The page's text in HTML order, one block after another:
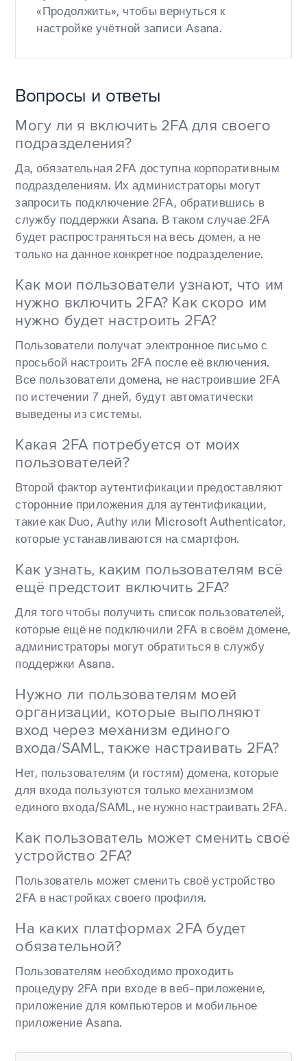
«Продолжить», чтобы вернуться к
настройке учётной записи Asana.
Вопросы и ответы
Могу ли я включить 2FA для своего
подразделения?
Да, обязательная 2FA доступна корпоративным
подразделениям. Их администраторы могут
запросить подключение 2FA, обратившись в
службу поддержки Asana. В таком случае 2FA
будет распространяться на весь домен, а не
только на данное конкретное подразделение.
Как мои пользователи узнают, что им
нужно включить 2FA? Как скоро им
нужно будет настроить 2FA?
Пользователи получат электронное письмо с
просьбой настроить 2FA после её включения.
Все пользователи домена, не настроившие 2FA
по истечении 7 дней, будут автоматически
выведены из системы.
Какая 2FA потребуется от моих
пользователей?
Второй фактор аутентификации предоставляют
сторонние приложения для аутентификации,
такие как Duo, Authy или Microsoft Authenticator,
которые устанавливаются на смартфон.
Как узнать, каким пользователям всё
ещё предстоит включить 2FA?
Для того чтобы получить список пользователей,
которые ещё не подключили 2FA в своём домене,
администраторы могут обратиться в службу
поддержки Asana.
Нужно ли пользователям моей
организации, которые выполняют
вход через механизм единого
входа/SAML, также настраивать 2FA?
Нет, пользователям (и гостям) домена, которые
для входа пользуются только механизмом
единого входа/SAML, не нужно настраивать 2FA.
Как пользователь может сменить своё
устройство 2FA?
Пользователь может сменить своё устройство
2FA в настройках своего профиля.
На каких платформах 2FA будет
обязательной?
Пользователям необходимо проходить
процедуру 2FA при входе в веб-приложение,
приложение для компьютеров и мобильное
приложение Asana.